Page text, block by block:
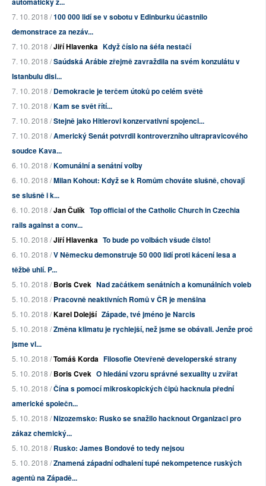
7. 10. 2018 /100 000 lidí se v sobotu v Edinburku účastnilo
demonstrace za nezáv...
7. 10. 2018 /Jiří Hlavenka Když číslo na šéfa nestačí
7. 10. 2018 /Saúdská Arábie zřejmě zavraždila na svém konzulátu v
Istanbulu disi...
7. 10. 2018 /Demokracie je terčem útoků po celém světě
7. 10. 2018 /Kam se svět řítí...
7. 10. 2018 /Stejně jako Hitlerovi konzervativní spojenci...
7. 10. 2018 /Americký Senát potvrdil kontroverzního ultrapravicového
soudce Kava...
6. 10. 2018 /Komunální a senátní volby
6. 10. 2018 /Milan Kohout: Když se k Romům chováte slušně, chovají
se slušně i k...
6. 10. 2018 /Jan Čulík Top official of the Catholic Church in Czechia
rails against a conv...
5. 10. 2018 /Jiří Hlavenka To bude po volbách všude čisto!
6. 10. 2018 /V Německu demonstruje 50 000 lidí proti kácení lesa a
těžbě uhlí. P...
5. 10. 2018 /Boris Cvek Nad začátkem senátních a komunálních voleb
5. 10. 2018 /Pracovně neaktivních Romů v ČR je menšina
5. 10. 2018 /Karel Dolejší Západe, tvé jméno je Narcis
5. 10. 2018 /Změna klimatu je rychlejší, než jsme se obávali. Jenže proč
jsme vl...
5. 10. 2018 /Tomáš Korda Filosofie Otevřeně developerské strany
5. 10. 2018 /Boris Cvek O hledání vzoru správné sexuality u zvířat
5. 10. 2018 /Čína s pomocí mikroskopických čipů hacknula přední
americké společn...
5. 10. 2018 /Nizozemsko: Rusko se snažilo hacknout Organizaci pro
zákaz chemický...
5. 10. 2018 /Rusko: James Bondové to tedy nejsou
5. 10. 2018 /Znamená západní odhalení tupé nekompetence ruských
agentů na Západě...